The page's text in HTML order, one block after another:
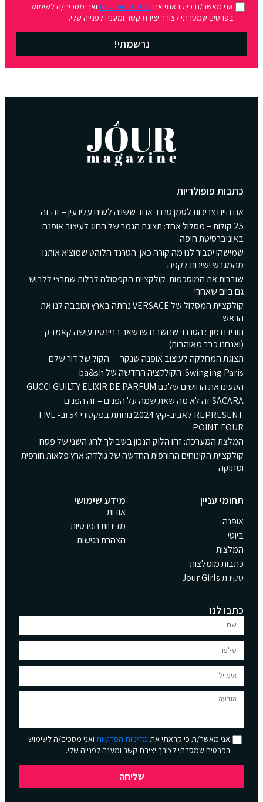
אני מאשר/ת כי קראתי את מדיניות הפרטיותואני מסכים/ה לשימוש
בפרטים שמסרתי לצורך יצירת קשר ומענה לפנייה שלי.
נרשמתי!
כתבות פופולריות
אם היינו צריכות לסמן טרנד אחד ששווה לשים עליו עין – זה זה
25 קולות – מסלול אחד: תצוגת הגמר של החוג לעיצוב אופנה
באוניברסיטת חיפה
שמישהו יסביר לנו מה קורה כאן: הטרנד הלוהט שמוציא אותנו
מהמגרש ישירות לקפה
שוברות את המוסכמות: קולקציית הקפסולה לכלות שתרצי ללבוש
גם ביום שאחרי
קולקציית המסלול של VERSACE נחתה בארץ וסובבה לנו את
הראש
תורידו נמוך: הטרנד שחשבנו שנשאר בניינטיז עושה קאמבק
(ואנחנו כבר מאוהבות)
תצוגת המחלקה לעיצוב אופנה שנקר — הקול של דור שלם
Swinging Paris: הקולקציה החדשה של ba&sh
הטעינו את החושים שלכם GUCCI GUILTY ELIXIR DE PARFUM
SACARA זה לא מה שאת שמה על הפנים – זה הפנים
REPRESENT לאביב-קיץ 2024 נוחתת בפקטורי 54 וב- FIVE
POINT FOUR
המלצת המערכת: זהו הלוק הנכון בשבילך לחג השני של פסח
קולקציית הקינוחים החורפית החדשה של גולדה: ארץ פלאות חורפית
ומתוקה
תחומי עניין
אופנה
ביוטי
המלצות
כתבות מומלצות
סקירת Jour Girls
מידע שימושי
אודות
מדיניות הפרטיות
הצהרת נגישות
כתבו לנו
אני מאשר/ת כי קראתי את מדיניות הפרטיותואני מסכים/ה לשימוש
בפרטים שמסרתי לצורך יצירת קשר ומענה לפנייה שלי.
שליחה